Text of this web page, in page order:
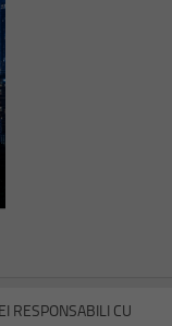
RESPONSABILI CU